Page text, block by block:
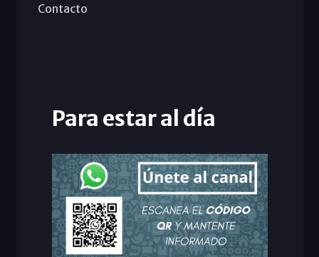
Contacto
Para estar al día